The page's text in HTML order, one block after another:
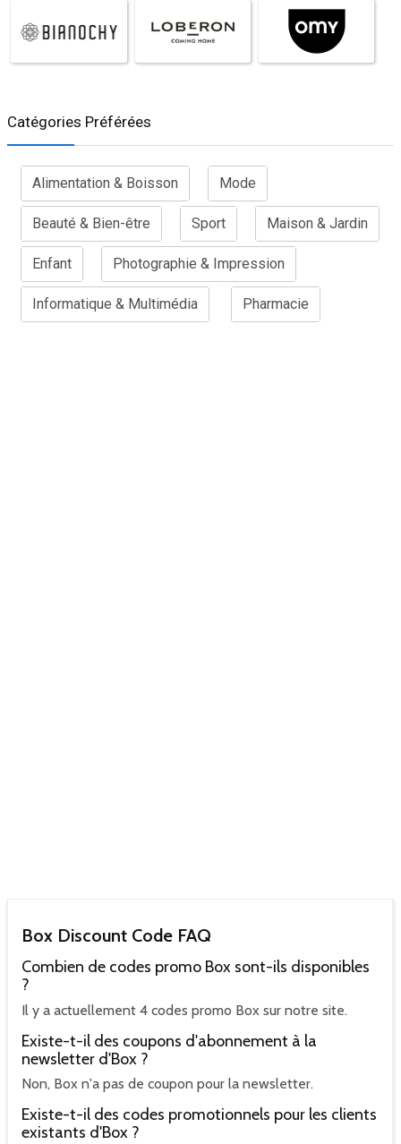
Catégories Préférées
Alimentation & Boisson Mode
Beauté & Bien-être Sport Maison & Jardin
Enfant Photographie & Impression
Informatique & Multimédia Pharmacie
Box Discount Code FAQ
Combien de codes promo Box sont-ils disponibles
?
Il y a actuellement 4 codes promo Box sur notre site.
Existe-t-il des coupons d'abonnement à la
newsletter d'Box ?
Non, Box n'a pas de coupon pour la newsletter.
Existe-t-il des codes promotionnels pour les clients
existants d'Box ?